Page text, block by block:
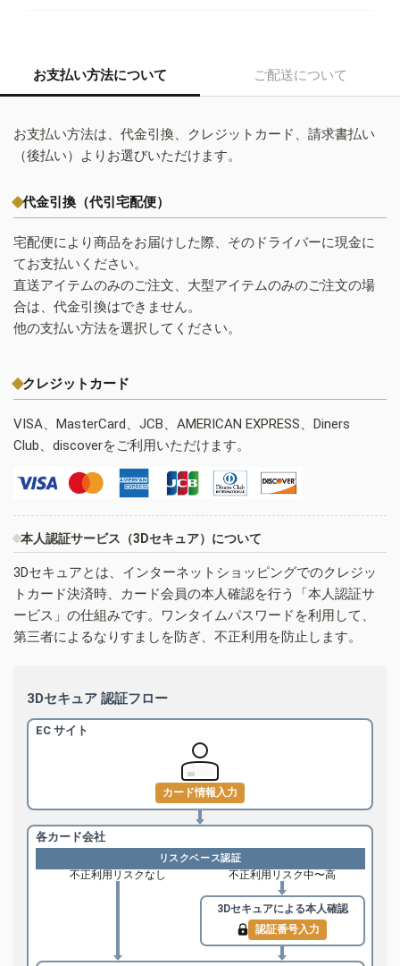
お支払い方法について ご配送について
お支払い方法は、代金引換、クレジットカード、請求書払い
（後払い）よりお選びいただけます。
代金引換（代引宅配便）
宅配便により商品をお届けした際、そのドライバーに現金に
てお支払いください。
直送アイテムのみのご注文、大型アイテムのみのご注文の場
合は、代金引換はできません。
他の支払い方法を選択してください。
クレジットカード
VISA、MasterCard、JCB、AMERICAN EXPRESS、Diners
Club、discoverをご利用いただけます。
本人認証サービス（3Dセキュア）について
3Dセキュアとは、インターネットショッピングでのクレジッ
トカード決済時、カード会員の本人確認を行う「本人認証サ
ービス」の仕組みです。ワンタイムパスワードを利用して、
第三者によるなりすましを防ぎ、不正利用を防止します。
3Dセキュア 認証フロー
EC サイト
カード情報入力
各カード会社
リスクベース認証
不正利用リスクなし 不正利用リスク中〜高
3Dセキュアによる本人確認
認証番号入力